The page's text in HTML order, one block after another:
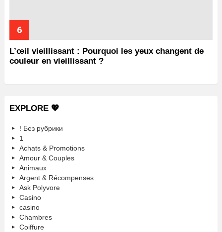
L’œil vieillissant : Pourquoi les yeux changent de
couleur en vieillissant ?
EXPLORE 💖
! Без рубрики
1
Achats & Promotions
Amour & Couples
Animaux
Argent & Récompenses
Ask Polyvore
Casino
casino
Chambres
Coiffure